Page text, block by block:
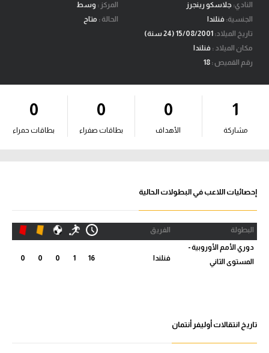
فانتازي في الجول
مسابقة التوقعات
فيديوهات
آراء حرة
ركن الألعاب
الدوري المصري
الدوري الإنجليزي الممتاز
الدوري الإسباني
الدوري الألماني
النادي: جلاسكو رينجرز
الجنسية: فنلندا
تاريخ الميلاد:
مكان الميلاد : فنلندا
رقم القميص :
المركز : وسط
الحالة : متاح
1
مشاركة
0
الأهداف
0
بطاقات صفراء
0
بطاقات حمراء
إحصائيات اللاعب في البطولات الحالية
البطولة الفريق
دوري الأمم الأوروبية -
المستوى الثاني
فنلندا 16
1
0
0
0
تاريخ انتقالات أوليفر أنتمان